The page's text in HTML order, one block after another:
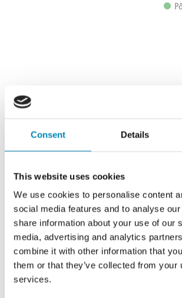
Consent Details
This website uses cookies
We use cookies to personalise content
social media features and to analyse
share information about your use of our
media, advertising and analytics
combine it with other information that
them or that they’ve collected from your
services.
Højskab til bad slimline
med 3 låger
1.661,66DKK
LÆS MERE
Højskab